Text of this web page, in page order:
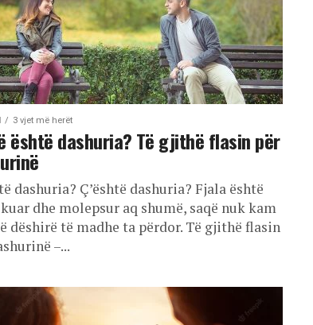
3 vjet më herët
është dashuria? Të gjithë flasin për
dashuria? Ç’është dashuria? Fjala është
dhe molepsur aq shumë, saqë nuk kam
dëshirë të madhe ta përdor. Të gjithë flasin
–...